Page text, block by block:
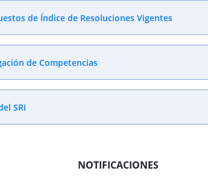
de Índice de Resoluciones Vigentes
de Competencias
SRI
NOTIFICACIONES